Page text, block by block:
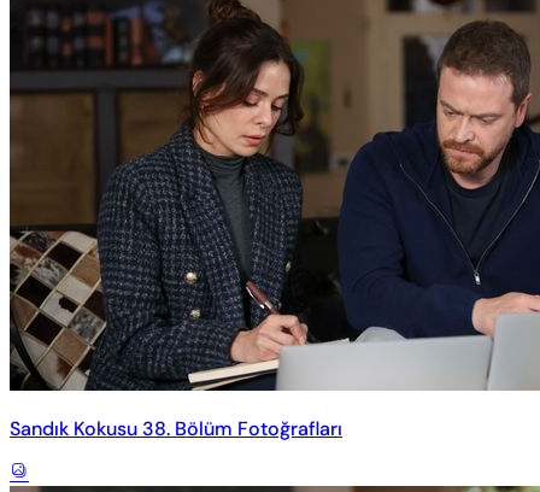
Sandık Kokusu 38. Bölüm Fotoğrafları